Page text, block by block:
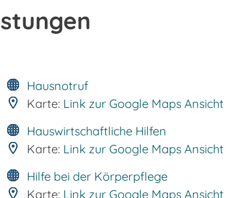
Hausnotruf
Karte: Link zur Google Maps Ansicht
Hauswirtschaftliche Hilfen
Karte: Link zur Google Maps Ansicht
Hilfe bei der Körperpflege
Karte: Link zur Google Maps Ansicht